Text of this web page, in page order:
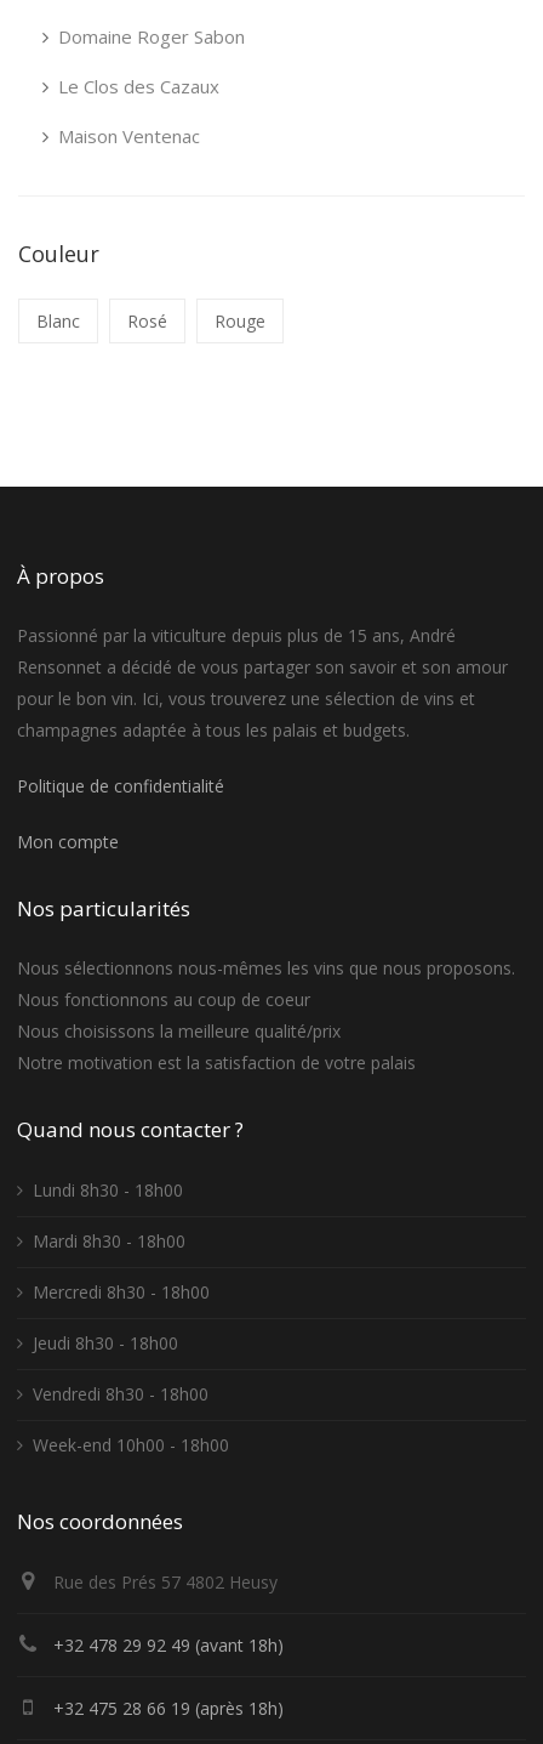
Domaine Roger Sabon
Le Clos des Cazaux
Maison Ventenac
Couleur
Blanc Rosé Rouge
À propos
Passionné par la viticulture depuis plus de 15 ans, André
Rensonnet a décidé de vous partager son savoir et son amour
pour le bon vin. Ici, vous trouverez une sélection de vins et
champagnes adaptée à tous les palais et budgets.
Politique de confidentialité
Mon compte
Nos particularités
Nous sélectionnons nous-mêmes les vins que nous proposons.
Nous fonctionnons au coup de coeur
Nous choisissons la meilleure qualité/prix
Notre motivation est la satisfaction de votre palais
Quand nous contacter ?
Lundi 8h30 - 18h00
Mardi 8h30 - 18h00
Mercredi 8h30 - 18h00
Jeudi 8h30 - 18h00
Vendredi 8h30 - 18h00
Week-end 10h00 - 18h00
Nos coordonnées
Rue des Prés 57 4802 Heusy
+32 478 29 92 49 (avant 18h)
+32 475 28 66 19 (après 18h)